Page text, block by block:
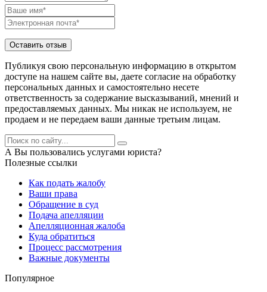
Публикуя свою персональную информацию в открытом
доступе на нашем сайте вы, даете согласие на обработку
персональных данных и самостоятельно несете
ответственность за содержание высказываний, мнений и
предоставляемых данных. Мы никак не используем, не
продаем и не передаем ваши данные третьим лицам.
А Вы пользовались услугами юриста?
Полезные ссылки
Как подать жалобу
Ваши права
Обращение в суд
Подача апелляции
Апелляционная жалоба
Куда обратиться
Процесс рассмотрения
Важные документы
Популярное